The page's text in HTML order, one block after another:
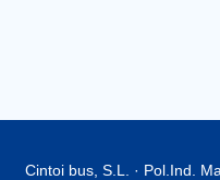
Cintoi bus, S.L. · Pol.Ind.